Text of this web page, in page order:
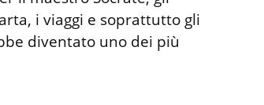
i viaggi e soprattutto gli
diventato uno dei più